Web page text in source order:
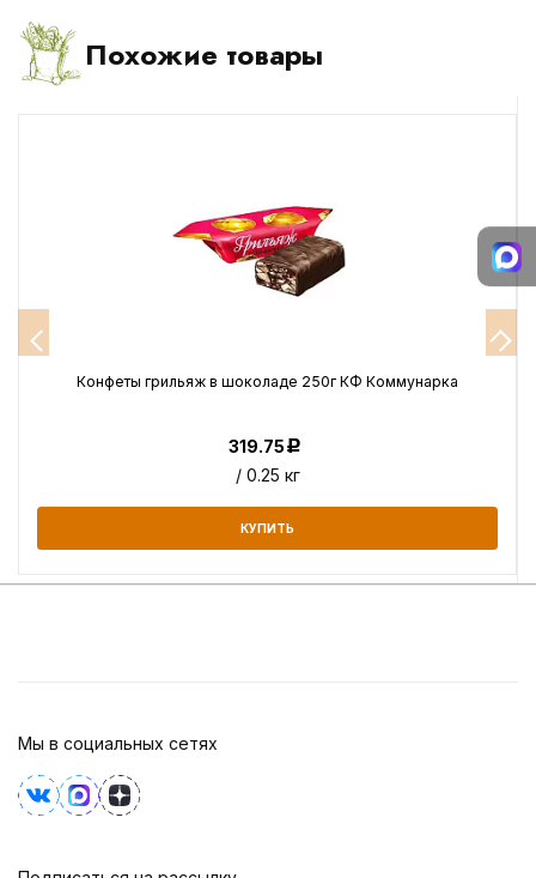
Похожие товары
Конфеты грильяж в шоколаде 250г КФ Коммунарка
319.75Р
/ 0.25 кг
КУПИТЬ
Мы в социальных сетях